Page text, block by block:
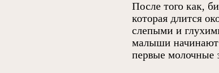
После того как,
которая длится
слепыми и
малыши начинают
первые молочные